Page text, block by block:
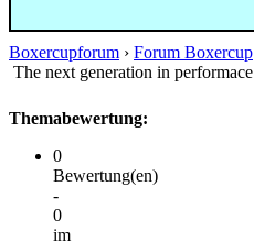
Boxercupforum › Forum Boxercup
The next generation in performace
Themabewertung:
0
Bewertung(en)
-
0
im